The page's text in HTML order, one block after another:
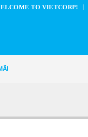
TO VIETCORP! |